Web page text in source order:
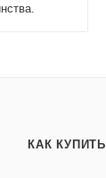
КАК КУПИТЬ